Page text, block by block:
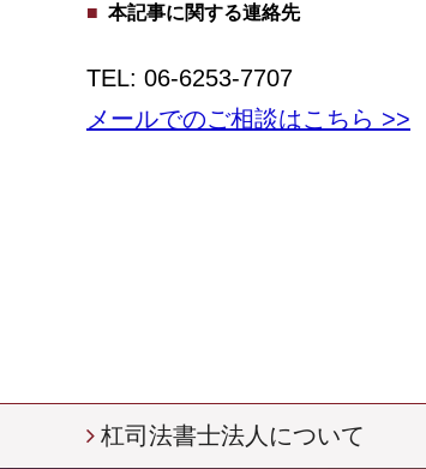
本記事に関する連絡先
TEL: 06-6253-7707
メールでのご相談はこちら >>
杠司法書士法人について